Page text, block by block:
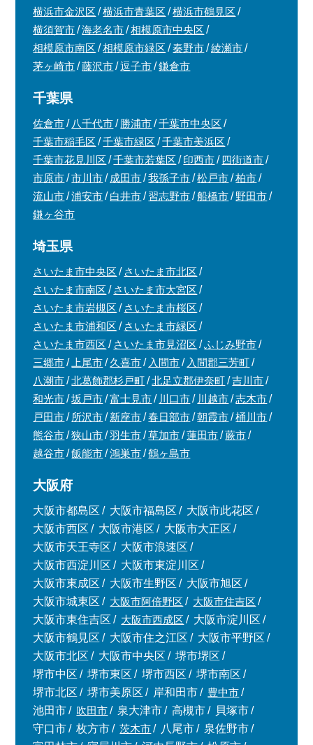
横浜市金沢区
横浜市青葉区
横浜市鶴見区
横須賀市
海老名市
相模原市中央区
相模原市南区
相模原市緑区 秦野市
綾瀬市
茅ヶ崎市
藤沢市 逗子市 鎌倉市
千葉県
佐倉市 八千代市 勝浦市
千葉市中央区
千葉市稲毛区
千葉市緑区
千葉市美浜区
千葉市花見川区
千葉市若葉区 印西市
四街道市
市原市
市川市 成田市 我孫子市 松戸市
柏市
流山市
浦安市 白井市 習志野市 船橋市
野田市
鎌ヶ谷市
埼玉県
さいたま市中央区
さいたま市北区
さいたま市南区
さいたま市大宮区
さいたま市岩槻区
さいたま市桜区
さいたま市浦和区
さいたま市緑区
さいたま市西区
さいたま市見沼区
ふじみ野市
三郷市
上尾市 久喜市 入間市
入間郡三芳町
八潮市
北葛飾郡杉戸町 北足立郡伊奈町
吉川市
和光市
坂戸市 富士見市 川口市 川越市
志木市
戸田市
所沢市 新座市 春日部市 朝霞市
桶川市
熊谷市
狭山市 羽生市 草加市 蓮田市
蕨市
越谷市
飯能市 鴻巣市 鶴ヶ島市
大阪府
大阪市都島区 大阪市福島区
大阪市此花区
大阪市西区
大阪市港区
大阪市大正区
大阪市天王寺区
大阪市浪速区
大阪市西淀川区
大阪市東淀川区
大阪市東成区
大阪市生野区
大阪市旭区
大阪市城東区
大阪市阿倍野区
大阪市住吉区
大阪市東住吉区
大阪市西成区
大阪市淀川区
大阪市鶴見区
大阪市住之江区
大阪市平野区
大阪市北区
大阪市中央区
堺市堺区
堺市中区
堺市東区 堺市西区
堺市南区
堺市北区
堺市美原区 岸和田市
豊中市
池田市
吹田市 泉大津市 高槻市
貝塚市
守口市
枚方市 茨木市 八尾市
泉佐野市